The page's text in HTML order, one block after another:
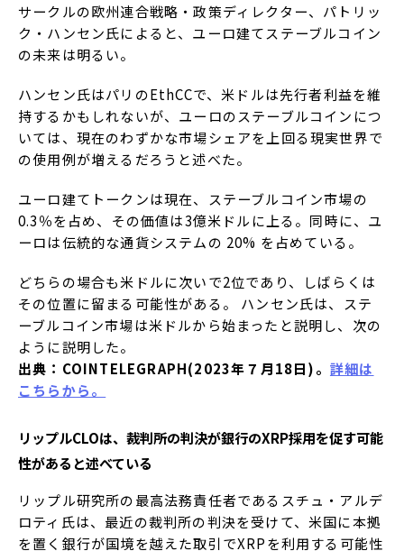
サークルの欧州連合戦略・政策ディレクター、パトリッ
ク・ハンセン氏によると、ユーロ建てステーブルコイン
の未来は明るい。
ハンセン氏はパリのEthCCで、米ドルは先行者利益を維
持するかもしれないが、ユーロのステーブルコインにつ
いては、現在のわずかな市場シェアを上回る現実世界で
の使用例が増えるだろうと述べた。
ユーロ建てトークンは現在、ステーブルコイン市場の
0.3％を占め、その価値は3億米ドルに上る。同時に、ユ
ーロは伝統的な通貨システムの 20% を占めている。
どちらの場合も米ドルに次いで2位であり、しばらくは
その位置に留まる可能性がある。 ハンセン氏は、ステ
ーブルコイン市場は米ドルから始まったと説明し、次の
ように説明した。
出典：COINTELEGRAPH(2023年７月18日)。 詳細は
こちらから。
リップルCLOは、裁判所の判決が銀行のXRP採用を促す可能
性があると述べている
リップル研究所の最高法務責任者であるスチュ・アルデ
ロティ氏は、最近の裁判所の判決を受けて、米国に本拠
を置く銀行が国境を越えた取引でXRPを利用する可能性